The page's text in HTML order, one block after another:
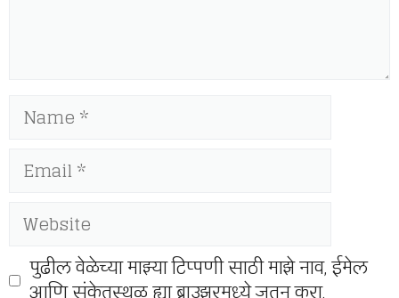
Name
Email
Website
पुढील वेळेच्या माझ्या टिप्पणी साठी माझे नाव, ईमेल